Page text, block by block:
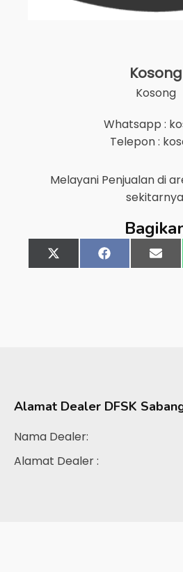
Kosong
Kosong
Whatsapp :
Telepon :
Melayani Penjualan di
sekitarnya
Share
on
X
(Twitter)
Share
on
Facebook
on
Email
Alamat Dealer DFSK
Nama Dealer:
Alamat Dealer :